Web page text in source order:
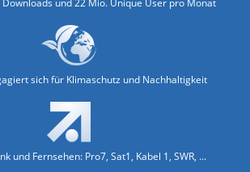
sich für Klimaschutz und Nachhaltigkeit
und Fernsehen: Pro7, Sat1, Kabel 1, SWR, ...